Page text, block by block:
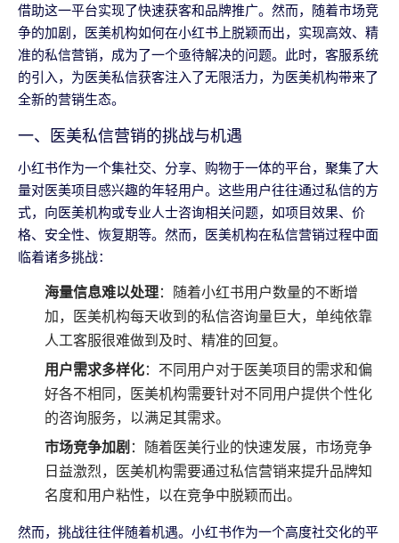
借助这一平台实现了快速获客和品牌推广。然而，随着市场竞
争的加剧，医美机构如何在小红书上脱颖而出，实现高效、精
准的私信营销，成为了一个亟待解决的问题。此时，客服系统
的引入，为医美私信获客注入了无限活力，为医美机构带来了
全新的营销生态。
一、医美私信营销的挑战与机遇
小红书作为一个集社交、分享、购物于一体的平台，聚集了大
量对医美项目感兴趣的年轻用户。这些用户往往通过私信的方
式，向医美机构或专业人士咨询相关问题，如项目效果、价
格、安全性、恢复期等。然而，医美机构在私信营销过程中面
临着诸多挑战：
海量信息难以处理：随着小红书用户数量的不断增
加，医美机构每天收到的私信咨询量巨大，单纯依靠
人工客服很难做到及时、精准的回复。
用户需求多样化：不同用户对于医美项目的需求和偏
好各不相同，医美机构需要针对不同用户提供个性化
的咨询服务，以满足其需求。
市场竞争加剧 ：随着医美行业的快速发展，市场竞争
日益激烈，医美机构需要通过私信营销来提升品牌知
名度和用户粘性，以在竞争中脱颖而出。
然而，挑战往往伴随着机遇。小红书作为一个高度社交化的平